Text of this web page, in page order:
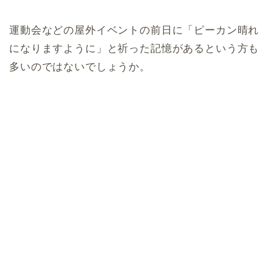
運動会などの屋外イベントの前日に「ピーカン晴れ
になりますように」と祈った記憶があるという方も
多いのではないでしょうか。